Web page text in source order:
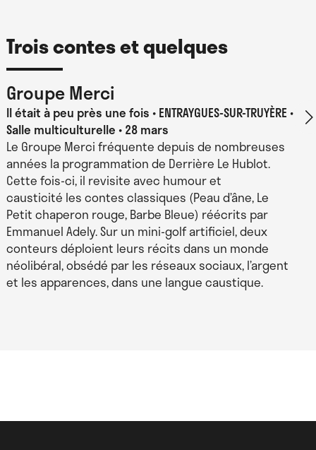
Trois contes et quelques
Groupe Merci
Il était à peu près une fois ENTRAYGUES-SUR-TRUYÈRE •
Salle multiculturelle • 28 mars
Le Groupe Merci fréquente depuis de nombreuses
années la programmation de Derrière Le Hublot.
Cette fois-ci, il revisite avec humour et
causticité les contes classiques (Peau d’âne, Le
Petit chaperon rouge, Barbe Bleue) réécrits par
Emmanuel Adely. Sur un mini-golf artificiel, deux
conteurs déploient leurs récits dans un monde
néolibéral, obsédé par les réseaux sociaux, l’argent
et les apparences, dans une langue caustique.